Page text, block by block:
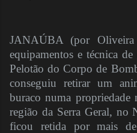
JANAÚBA (por
equipamentos e técnica
Pelotão do Corpo de
conseguiu retirar um
buraco numa propriedade
região da Serra Geral, no
ficou retida por mais